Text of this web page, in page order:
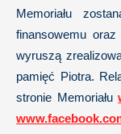
Memoriału
finansowemu
wyruszą
pamięć Piotra.
stronie Memoriału